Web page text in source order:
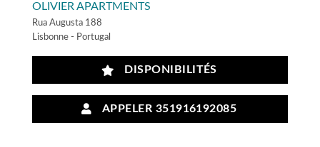
OLIVIER APARTMENTS
Rua Augusta 188
Lisbonne - Portugal
DISPONIBILITÉS
APPELER 351916192085